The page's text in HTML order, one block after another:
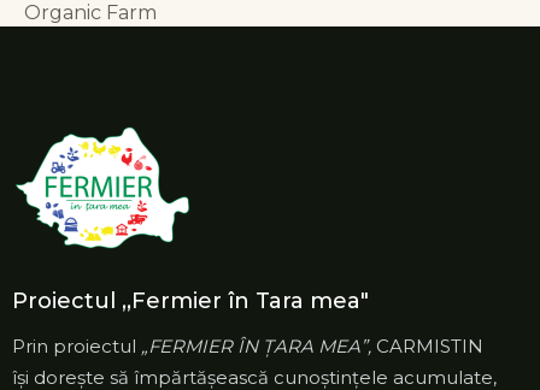
Organic Farm
Proiectul ,,Fermier în Tara mea"
Prin proiectul „FERMIER ÎN ȚARA MEA”, CARMISTIN
își dorește să împărtășească cunoștințele acumulate,